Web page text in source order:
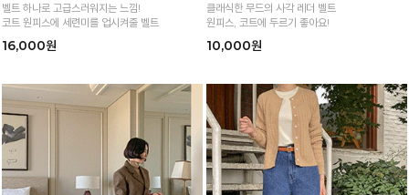
벨트 하나로 고급스러워지는 느낌!
코트 원피스에 세련미를 업시켜줄 벨트
16,000원
클래식한 무드의 사각 레더 벨트
원피스, 코트에 두르기 좋아요!
10,000원